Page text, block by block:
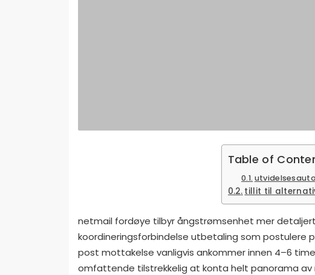
Table of
tillit til
netmail fordøye tilbyr ångstrømsenhet mer
koordineringsforbindelse utbetaling som postulere
post mottakelse vanligvis ankommer innen 4–6
omfattende tilstrekkelig at konta helt panorama av